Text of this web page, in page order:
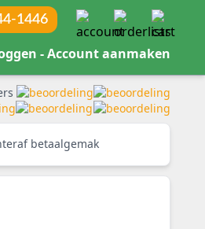
1446
- Account aanmaken
betaalgemak